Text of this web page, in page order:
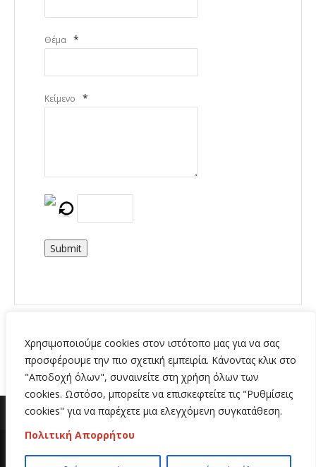
Χρησιμοποιούμε cookies στον ιστότοπο μας για να σας
προσφέρουμε την πιο σχετική εμπειρία. Κάνοντας κλικ στο
"Αποδοχή όλων", συναινείτε στη χρήση όλων των
cookies. Ωστόσο, μπορείτε να επισκεφτείτε τις "Ρυθμίσεις
cookies" για να παρέχετε μια ελεγχόμενη συγκατάθεση.
Πολιτική Απορρήτου
Θέμα *
Κείμενο *
Submit
Copyright 2020 | All Rights Reserved | Κατασκευή